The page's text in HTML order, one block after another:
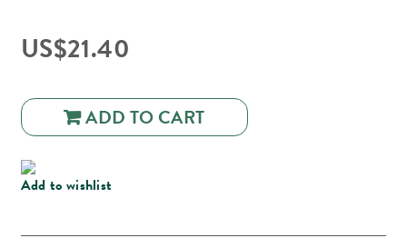
US$21.40
ADD TO CART
Add to wishlist